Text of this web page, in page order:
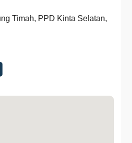
Timah, PPD Kinta Selatan,